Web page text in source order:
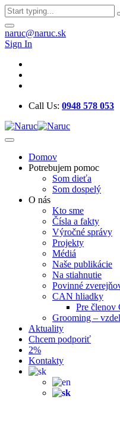
naruc@naruc.sk
Sign In
Call Us: 0948 578 053
Domov
Potrebujem pomoc
Som dieťa
Som dospelý
O nás
Kto sme
Čísla a fakty
Výročné správy
Projekty
Médiá
Naše publikácie
Na stiahnutie
Povinné
CAN hliadky
Pre
Grooming –
Aktuality
Chcem podporiť
2%
Kontakty